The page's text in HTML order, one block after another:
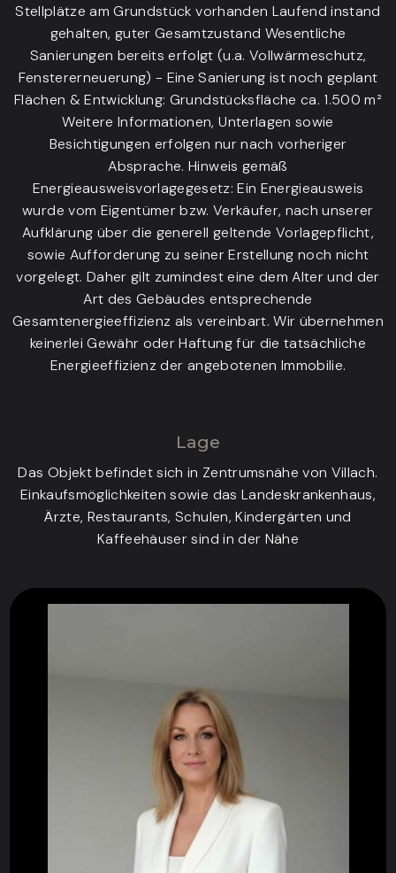
Stellplätze am Grundstück vorhanden Laufend instand
gehalten, guter Gesamtzustand Wesentliche
Sanierungen bereits erfolgt (u.a. Vollwärmeschutz,
Fenstererneuerung) - Eine Sanierung ist noch geplant
Flächen & Entwicklung: Grundstücksfläche ca. 1.500 m²
Weitere Informationen, Unterlagen sowie
Besichtigungen erfolgen nur nach vorheriger
Absprache. Hinweis gemäß
Energieausweisvorlagegesetz: Ein Energieausweis
wurde vom Eigentümer bzw. Verkäufer, nach unserer
Aufklärung über die generell geltende Vorlagepflicht,
sowie Aufforderung zu seiner Erstellung noch nicht
vorgelegt. Daher gilt zumindest eine dem Alter und der
Art des Gebäudes entsprechende
Gesamtenergieeffizienz als vereinbart. Wir übernehmen
keinerlei Gewähr oder Haftung für die tatsächliche
Energieeffizienz der angebotenen Immobilie.
Lage
Das Objekt befindet sich in Zentrumsnähe von Villach.
Einkaufsmöglichkeiten sowie das Landeskrankenhaus,
Ärzte, Restaurants, Schulen, Kindergärten und
Kaffeehäuser sind in der Nähe